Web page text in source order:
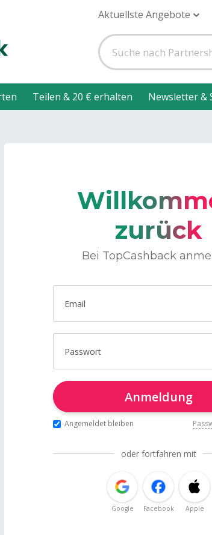
Aktuellste Angebote
Teilen & 20 € erhalten Newsletter &
zurück
Bei TopCashback
Email
Passwort
Anmeldung
Angemeldet bleiben
oder fortfahren mit
Google Facebook Apple